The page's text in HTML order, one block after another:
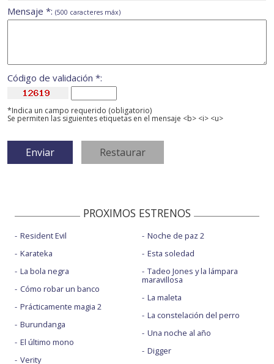
Mensaje *: (500 caracteres máx)
Código de validación *:
*Indica un campo requerido (obligatorio)
Se permiten las siguientes etiquetas en el mensaje <b> <i> <u>
PROXIMOS ESTRENOS
Resident Evil
Karateka
La bola negra
Cómo robar un banco
Prácticamente magia 2
Burundanga
El último mono
Verity
Noche de paz 2
Esta soledad
Tadeo Jones y la lámpara
maravillosa
La maleta
La constelación del perro
Una noche al año
Digger